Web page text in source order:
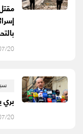
2024/
بري
2024/